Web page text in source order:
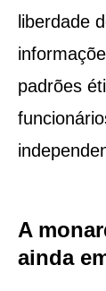
liberdade
padrões
A
ainda